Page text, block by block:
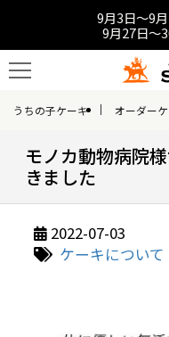
9月3日～9
9月27日～
うちの子ケーキ オーダー
モノカ動物病院
きました
2022-07-03
ケーキについて